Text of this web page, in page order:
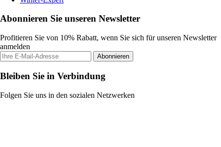
Abonnieren Sie unseren Newsletter
Profitieren Sie von 10% Rabatt, wenn Sie sich für unseren Newsletter
anmelden
Abonnieren
Bleiben Sie in Verbindung
Folgen Sie uns in den sozialen Netzwerken